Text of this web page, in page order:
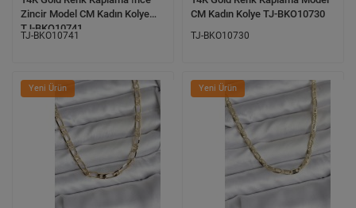
Zincir Model CM Kadın Kolye
TJ-BKO10741
TJ-BKO10741
CM Kadın Kolye TJ-BKO10730
TJ-BKO10730
Yeni Ürün Yeni Ürün